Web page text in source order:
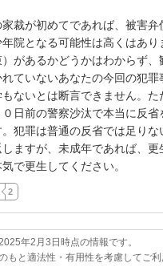
裁が初めてであれば、被害弁
年院となる可能性は高くはあ
があるかどうかはわからず
ていないあなたの今回の犯罪
ないとは断言できません。た
０日前の警察沙汰で本当に反
。犯罪は普通の反省では足り
ますが、未成年であれば、更
で更生してください。
2
年2月3日時点の情報です。
もと適法性・有用性を考慮してご